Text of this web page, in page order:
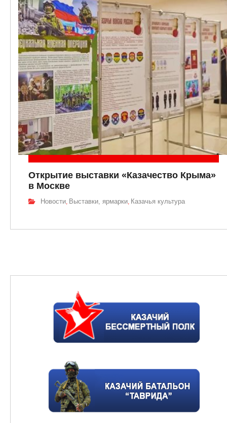
Открытие выставки «Казачество Крыма»
в Москве
Новости Выставки, ярмарки Казачья культура